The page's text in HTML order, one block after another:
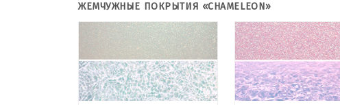
ЖЕМЧУЖНЫЕ ПОКРЫТИЯ «CHAMELEON»